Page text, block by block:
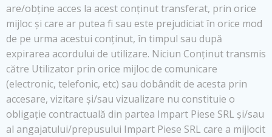
are/obține acces la acest conținut transferat, prin orice
mijloc și care ar putea fi sau este prejudiciat în orice mod
de pe urma acestui conținut, în timpul sau după
expirarea acordului de utilizare. Niciun Conținut transmis
către Utilizator prin orice mijloc de comunicare
(electronic, telefonic, etc) sau dobândit de acesta prin
accesare, vizitare și/sau vizualizare nu constituie o
obligație contractuală din partea Impart Piese SRL și/sau
al angajatului/prepusului Impart Piese SRL care a mijlocit